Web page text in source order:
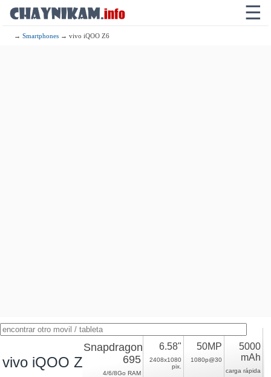
☰
→Smartphones → vivo iQOO Z6
vivo iQOO Z6
Snapdragon
695
4/6/8Go RAM
6.58"
2408x1080
pix.
50MP
1080p@30
5000
mAh
carga rápida